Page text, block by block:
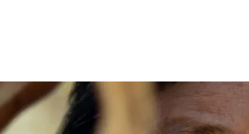
MAISON
LIVRES